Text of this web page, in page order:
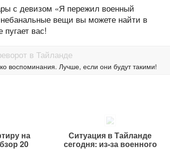
с девизом «Я пережил военный
вещи вы можете найти в
вас!
воспоминания. Лучше, если они будут такими!
на
20
Ситуация в Тайланде
сегодня: из-за военного